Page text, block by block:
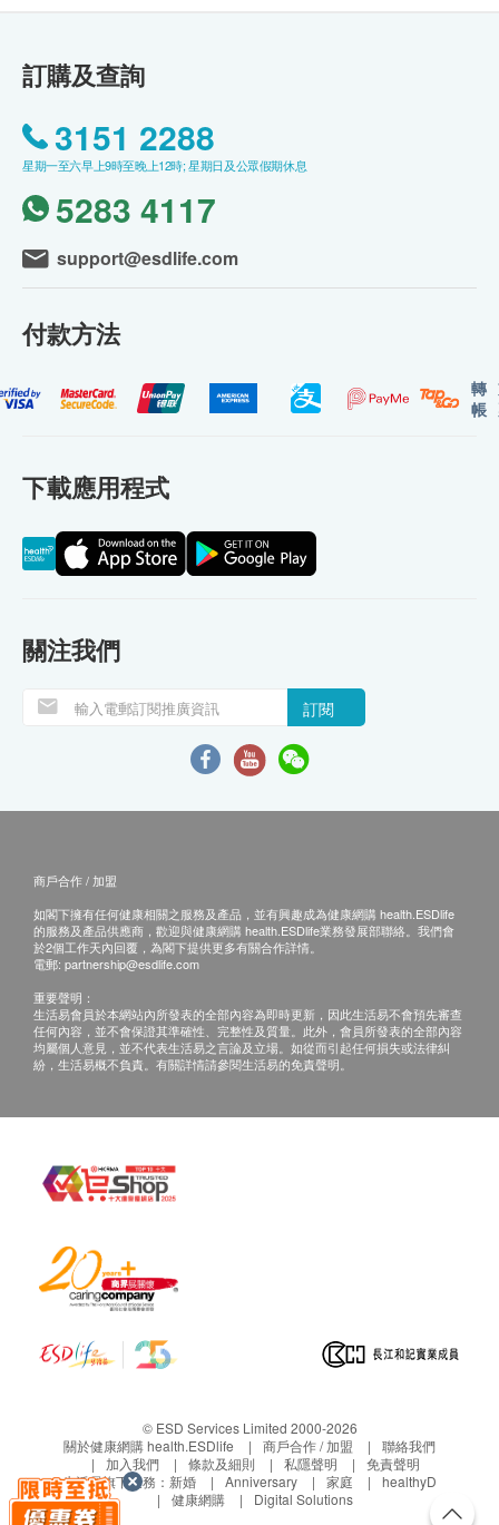
訂購及查詢
3151 2288
星期一至六早上9時至晚上12時; 星期日及公眾假期休息
5283 4117
support@esdlife.com
付款方法
轉
帳
下載應用程式
關注我們
訂閱
商戶合作 / 加盟
如閣下擁有任何健康相關之服務及產品，並有興趣成為健康網購 health.ESDlife
的服務及產品供應商，歡迎與健康網購 health.ESDlife業務發展部聯絡。我們會
於2個工作天內回覆，為閣下提供更多有關合作詳情。
電郵: partnership@esdlife.com
重要聲明：
生活易會員於本網站內所發表的全部內容為即時更新，因此生活易不會預先審查
任何內容，並不會保證其準確性、完整性及質量。此外，會員所發表的全部內容
均屬個人意見，並不代表生活易之言論及立場。如從而引起任何損失或法律糾
紛，生活易概不負責。有關詳情請參閱生活易的免責聲明。
© ESD Services Limited 2000-2026
關於健康網購 health.ESDlife
商戶合作 / 加盟
聯絡我們
加入我們
條款及細則 私隱聲明
免責聲明
生活易旗下業務： 新婚 Anniversary 家庭
healthyD
健康網購
Digital Solutions